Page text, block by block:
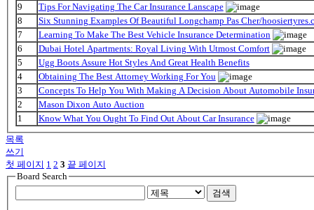
9
Tips For Navigating The Car Insurance Lanscape
8
Six Stunning Examples Of Beautiful Longchamp Pas Cher/
7
Learning To Make The Best Vehicle Insurance Determination
6
Dubai Hotel Apartments: Royal Living With Utmost Comfort
5
Ugg Boots Assure Hot Styles And Great Health Benefits
4
Obtaining The Best Attorney Working For You
3
Concepts To Help You With Making A Decision About Automobile
2
Mason Dixon Auto Auction
1
Know What You Ought To Find Out About Car Insurance
목록
쓰기
첫 페이지 1 2 3 끝 페이지
Board Search
검색